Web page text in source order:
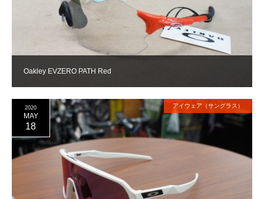
Oakley EVZERO PATH Red
2020
MAY
18
アイウェア（サングラス）